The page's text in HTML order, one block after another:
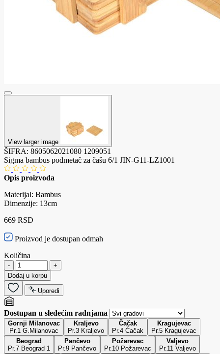
View larger image
ŠIFRA: 8605062021080 1209051
Sigma bambus podmetač za čašu 6/1 JIN-G11-LZ1001
Opis proizvoda
Materijal: Bambus
Dimenzije: 13cm
669 RSD
Proizvod je dostupan odmah
Količina
-
+
Dodaj u korpu
Uporedi
Dostupan u sledećim radnjama
Gornji Milanovac
Pr.1 G.Milanovac
Kraljevo
Pr.3 Kraljevo
Čačak
Pr.4 Čačak
Kragujevac
Pr.5 Kragujevac
Beograd
Pr.7 Beograd 1
Pančevo
Pr.9 Pančevo
Požarevac
Pr.10 Požarevac
Valjevo
Pr.11 Valjevo